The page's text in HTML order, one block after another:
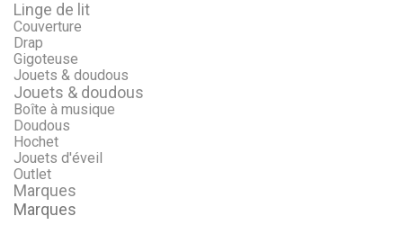
Linge de lit
Couverture
Drap
Gigoteuse
Jouets & doudous
Jouets & doudous
Boîte à musique
Doudous
Hochet
Jouets d'éveil
Outlet
Marques
Marques